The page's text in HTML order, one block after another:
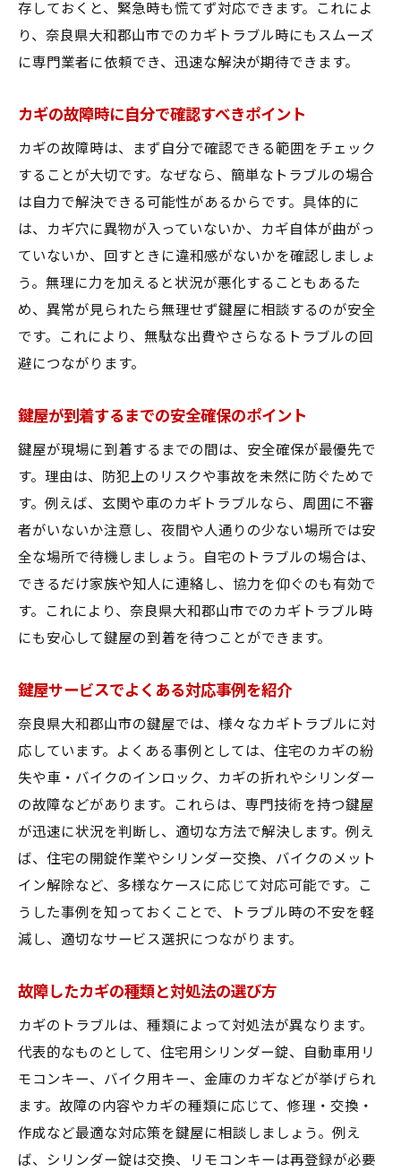
存しておくと、緊急時も慌てず対応できます。これによ
り、奈良県大和郡山市でのカギトラブル時にもスムーズ
に専門業者に依頼でき、迅速な解決が期待できます。
カギの故障時に自分で確認すべきポイント
カギの故障時は、まず自分で確認できる範囲をチェック
することが大切です。なぜなら、簡単なトラブルの場合
は自力で解決できる可能性があるからです。具体的に
は、カギ穴に異物が入っていないか、カギ自体が曲がっ
ていないか、回すときに違和感がないかを確認しましょ
う。無理に力を加えると状況が悪化することもあるた
め、異常が見られたら無理せず鍵屋に相談するのが安全
です。これにより、無駄な出費やさらなるトラブルの回
避につながります。
鍵屋が到着するまでの安全確保のポイント
鍵屋が現場に到着するまでの間は、安全確保が最優先で
す。理由は、防犯上のリスクや事故を未然に防ぐためで
す。例えば、玄関や車のカギトラブルなら、周囲に不審
者がいないか注意し、夜間や人通りの少ない場所では安
全な場所で待機しましょう。自宅のトラブルの場合は、
できるだけ家族や知人に連絡し、協力を仰ぐのも有効で
す。これにより、奈良県大和郡山市でのカギトラブル時
にも安心して鍵屋の到着を待つことができます。
鍵屋サービスでよくある対応事例を紹介
奈良県大和郡山市の鍵屋では、様々なカギトラブルに対
応しています。よくある事例としては、住宅のカギの紛
失や車・バイクのインロック、カギの折れやシリンダー
の故障などがあります。これらは、専門技術を持つ鍵屋
が迅速に状況を判断し、適切な方法で解決します。例え
ば、住宅の開錠作業やシリンダー交換、バイクのメット
イン解除など、多様なケースに応じて対応可能です。こ
うした事例を知っておくことで、トラブル時の不安を軽
減し、適切なサービス選択につながります。
故障したカギの種類と対処法の選び方
カギのトラブルは、種類によって対処法が異なります。
代表的なものとして、住宅用シリンダー錠、自動車用リ
モコンキー、バイク用キー、金庫のカギなどが挙げられ
ます。故障の内容やカギの種類に応じて、修理・交換・
作成など最適な対応策を鍵屋に相談しましょう。例え
ば、シリンダー錠は交換、リモコンキーは再登録が必要